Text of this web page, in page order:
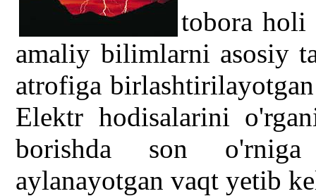
tobora holi
amaliy bilimlarni asosiy
atrofiga
Elektr hodisalarini
borishda son
aylanayotgan vaqt yetib